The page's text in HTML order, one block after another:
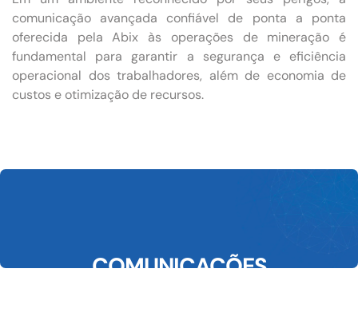
comunicação avançada confiável de ponta a ponta
oferecida pela Abix às operações de mineração é
fundamental para garantir a segurança e eficiência
operacional dos trabalhadores, além de economia de
custos e otimização de recursos.
COMUNICAÇÕES